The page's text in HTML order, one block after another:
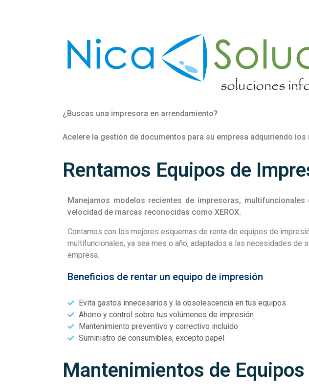
¿Buscas una impresora en arrendamiento?
Acelere la gestión de documentos para su empresa adquiriendo
Rentamos Equipos de
Manejamos modelos recientes de impresoras, multifuncionales
velocidad de marcas reconocidas como XEROX.
Contamos con los mejores esquemas de renta de equipos de
multifuncionales, ya sea mes o año, adaptados a las necesidades de
empresa.
Beneficios de rentar un equipo de impresión
Evita gastos innecesarios y la obsolescencia en tus equipos
Ahorro y control sobre tus volúmenes de impresión
Mantenimiento preventivo y correctivo incluido
Suministro de consumibles, excepto papel
Mantenimientos de Equipos